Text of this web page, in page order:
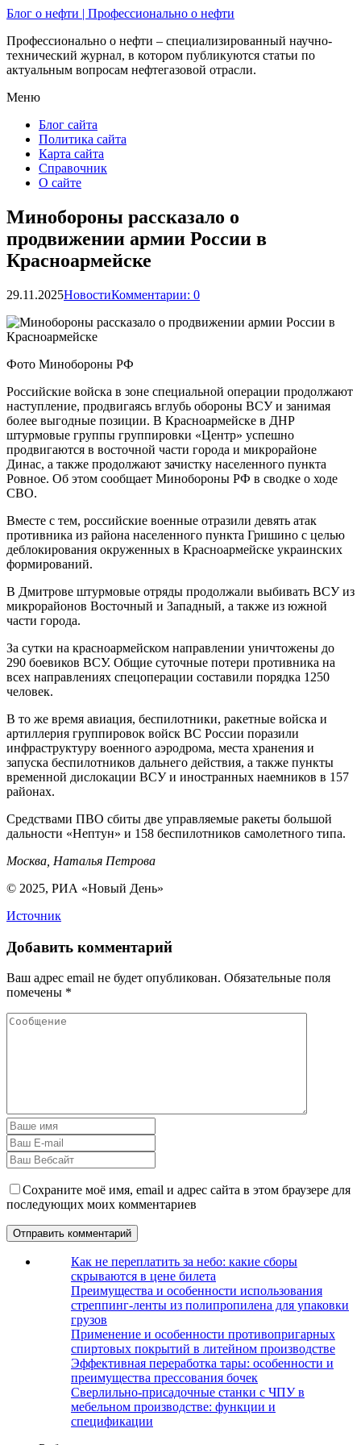
Блог о нефти | Профессионально о нефти
Профессионально о нефти – специализированный научно-
технический журнал, в котором публикуются статьи по
актуальным вопросам нефтегазовой отрасли.
Меню
Блог сайта
Политика сайта
Карта сайта
Справочник
О сайте
Минобороны рассказало о
продвижении армии России в
Красноармейске
29.11.2025НовостиКомментарии: 0
Фото Минобороны РФ
Российские войска в зоне специальной операции продолжают
наступление, продвигаясь вглубь обороны ВСУ и занимая
более выгодные позиции. В Красноармейске в ДНР
штурмовые группы группировки «Центр» успешно
продвигаются в восточной части города и микрорайоне
Динас, а также продолжают зачистку населенного пункта
Ровное. Об этом сообщает Минобороны РФ в сводке о ходе
СВО.
Вместе с тем, российские военные отразили девять атак
противника из района населенного пункта Гришино с целью
деблокирования окруженных в Красноармейске украинских
формирований.
В Дмитрове штурмовые отряды продолжали выбивать ВСУ из
микрорайонов Восточный и Западный, а также из южной
части города.
За сутки на красноармейском направлении уничтожены до
290 боевиков ВСУ. Общие суточные потери противника на
всех направлениях спецоперации составили порядка 1250
человек.
В то же время авиация, беспилотники, ракетные войска и
артиллерия группировок войск ВС России поразили
инфраструктуру военного аэродрома, места хранения и
запуска беспилотников дальнего действия, а также пункты
временной дислокации ВСУ и иностранных наемников в 157
районах.
Средствами ПВО сбиты две управляемые ракеты большой
дальности «Нептун» и 158 беспилотников самолетного типа.
Москва, Наталья Петрова
© 2025, РИА «Новый День»
Источник
Добавить комментарий
Ваш адрес email не будет опубликован. Обязательные поля
помечены *
Сохраните моё имя, email и адрес сайта в этом браузере для
последующих моих комментариев
Как не переплатить за небо: какие сборы
скрываются в цене билета
Преимущества и особенности использования
стреппинг-ленты из полипропилена для упаковки
грузов
Применение и особенности противопригарных
спиртовых покрытий в литейном производстве
Эффективная переработка тары: особенности и
преимущества прессования бочек
Сверлильно-присадочные станки с ЧПУ в
мебельном производстве: функции и
спецификации